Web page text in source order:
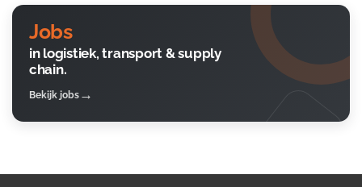
Jobs
in logistiek, transport & supply
chain.
Bekijk jobs